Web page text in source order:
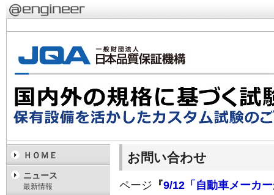
お問い合わせ
ページ 『9/12「自動車メーカ
ＨＯＭＥ
ニュース
最新情報